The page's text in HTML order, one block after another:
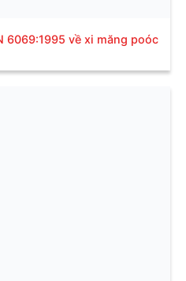
6069:1995 về xi măng poóc